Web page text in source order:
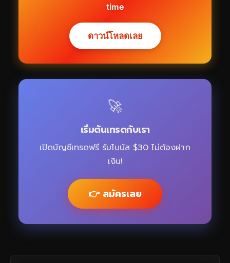
time
ดาวน์โหลดเลย
🚀
เริ่มต้นเทรดกับเรา
เปิดบัญชีเทรดฟรี รับโบนัส $30 ไม่ต้องฝาก
เงิน!
👉 สมัครเลย